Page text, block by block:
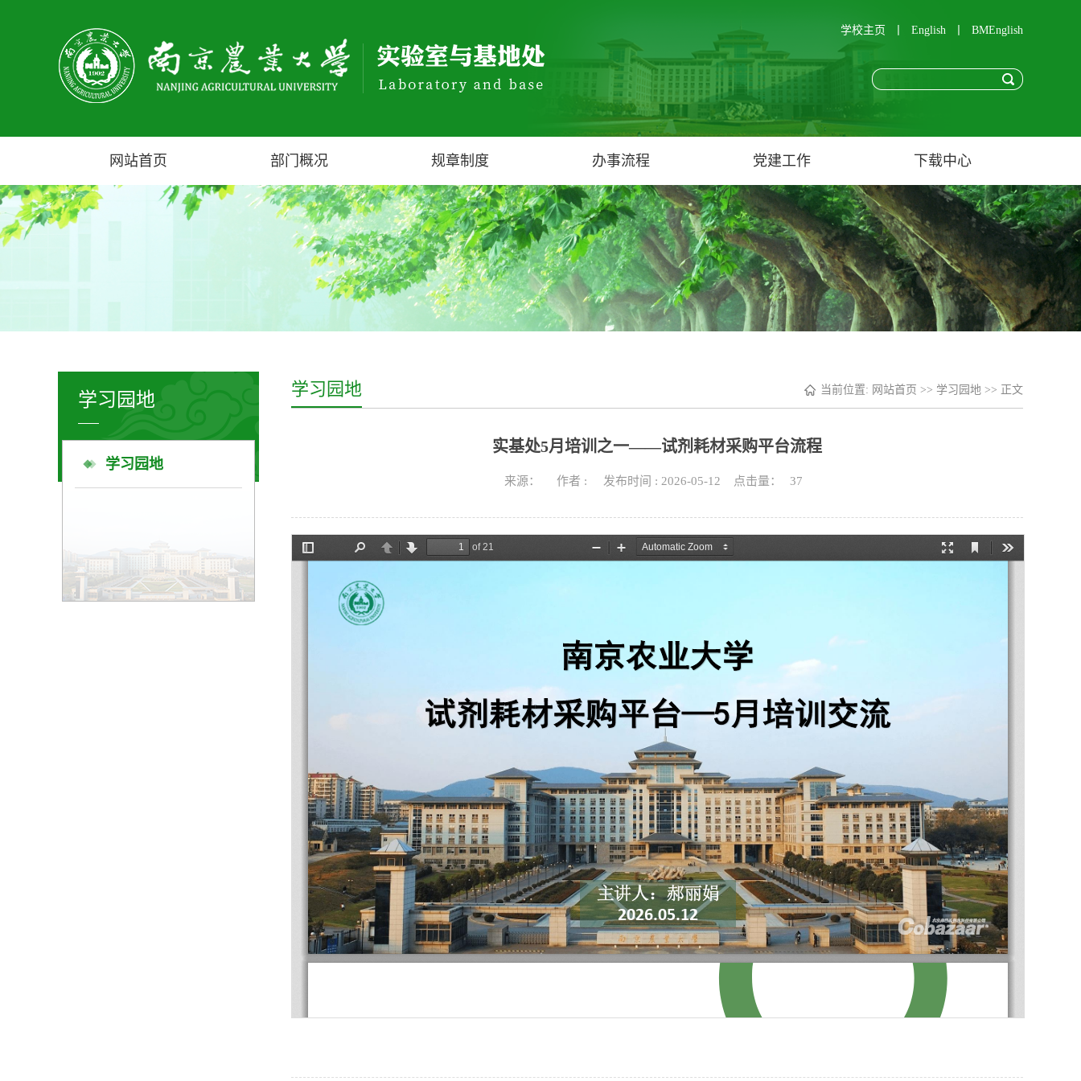
学校主页 English BMEnglish
网站首页 部门概况 规章制度 办事流程 党建工作 下载中心
学习园地
学习园地
当前位置: 网站首页 >> 学习园地 >> 正文
学习园地
实基处5月培训之一——试剂耗材采购平台流程
来源： 作者 : 发布时间 : 2026-05-12 点击量： 37